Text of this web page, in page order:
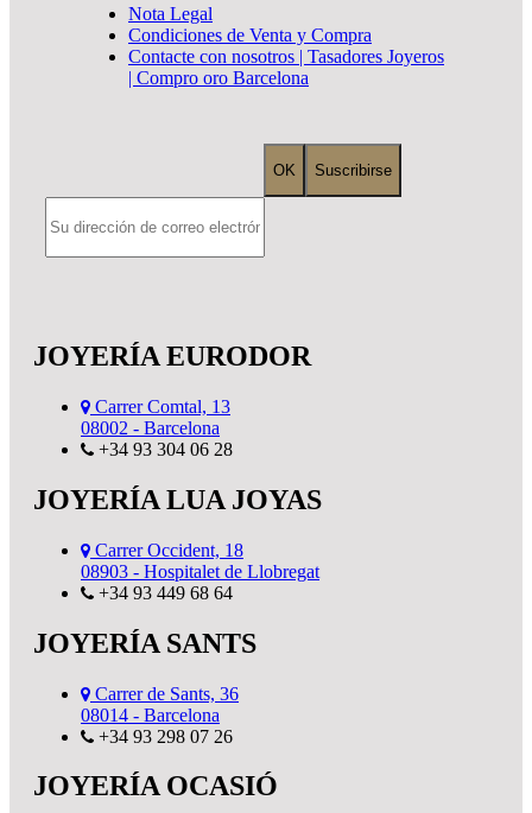
Nota Legal
Condiciones de Venta y Compra
Contacte con nosotros | Tasadores Joyeros
| Compro oro Barcelona
JOYERÍA EURODOR
Carrer Comtal, 13
08002 - Barcelona
+34 93 304 06 28
JOYERÍA LUA JOYAS
Carrer Occident, 18
08903 - Hospitalet de Llobregat
+34 93 449 68 64
JOYERÍA SANTS
Carrer de Sants, 36
08014 - Barcelona
+34 93 298 07 26
JOYERÍA OCASIÓ